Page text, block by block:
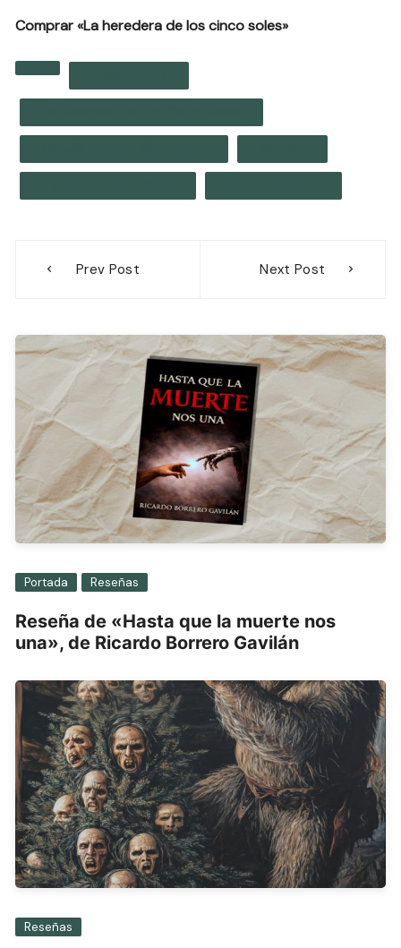
Comprar «La heredera de los cinco soles»
Prev Post Next Post
Portada Reseñas
Reseña de «Hasta que la muerte nos
una», de Ricardo Borrero Gavilán
Reseñas